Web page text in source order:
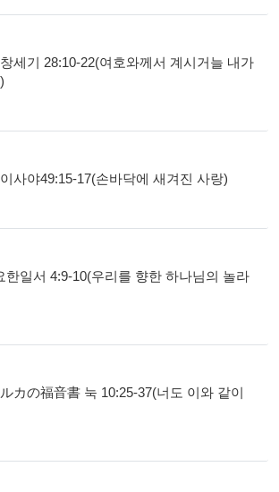
세기 28:10-22(여호와께서 계시거늘 내가
사야49:15-17(손바닥에 새겨진 사랑)
한일서 4:9-10(우리를 향한 하나님의 놀라
カの福音書 눅 10:25-37(너도 이와 같이